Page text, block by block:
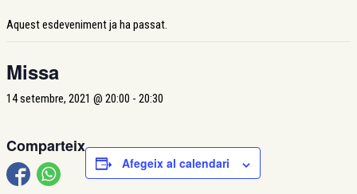
Aquest esdeveniment ja ha passat.
Missa
14 setembre, 2021 @ 20:00 - 20:30
Comparteix
Afegeix al calendari